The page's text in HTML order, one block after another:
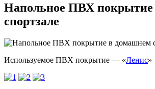
Напольное ПВХ
спортзале
Используемое ПВХ покрытие — «Ленис»